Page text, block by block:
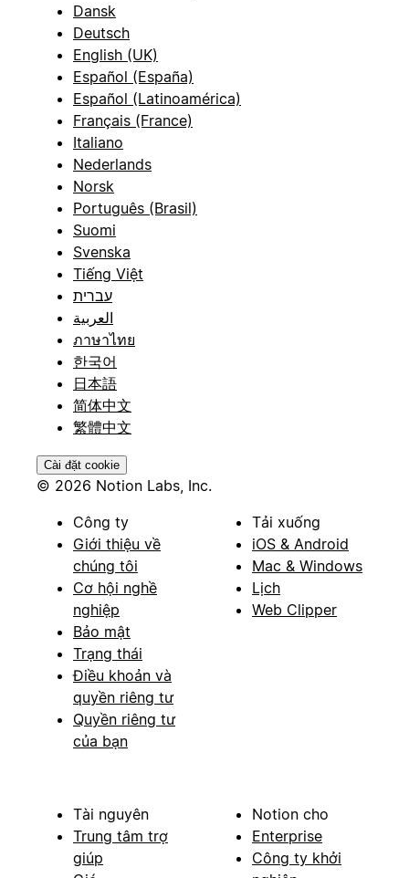
Dansk
Deutsch
English (UK)
Español (España)
Español (Latinoamérica)
Français (France)
Italiano
Nederlands
Norsk
Português (Brasil)
Suomi
Svenska
Tiếng Việt
עברית
العربية
ภาษาไทย
한국어
日本語
简体中文
繁體中文
Cài đặt cookie
© 2026 Notion Labs, Inc.
Công ty
Giới thiệu về
chúng tôi
Cơ hội nghề
nghiệp
Bảo mật
Trạng thái
Điều khoản và
quyền riêng tư
Quyền riêng tư
của bạn
Tải xuống
iOS & Android
Mac & Windows
Lịch
Web Clipper
Tài nguyên
Trung tâm trợ
giúp
Notion cho
Enterprise
Công ty khởi